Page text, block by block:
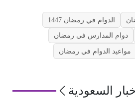
الدوام في رمضان 1447
دوام المدارس في رمضان
مواعيد الدوام في رمضان
أخبار السعودية